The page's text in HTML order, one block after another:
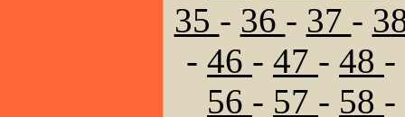
35 - 36 - 37 -
- 46 - 47 - 48 -
56 - 57 - 58 -